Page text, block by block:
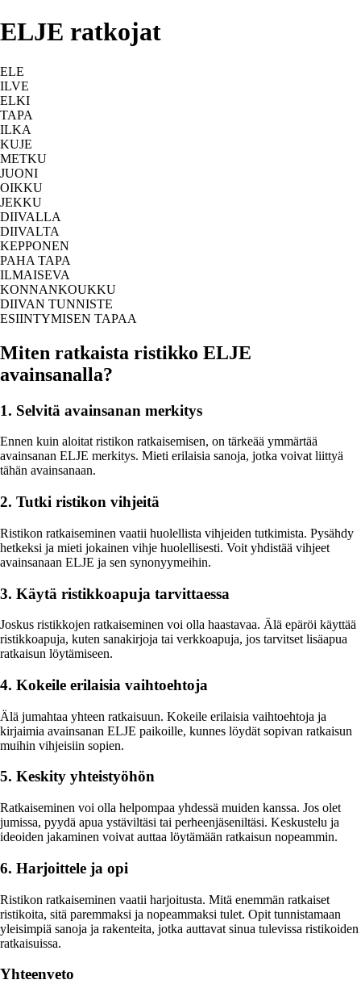
ELJE ratkojat
ELE
ILVE
ELKI
TAPA
ILKA
KUJE
METKU
JUONI
OIKKU
JEKKU
DIIVALLA
DIIVALTA
KEPPONEN
PAHA TAPA
ILMAISEVA
KONNANKOUKKU
DIIVAN TUNNISTE
ESIINTYMISEN TAPAA
Miten ratkaista ristikko ELJE
avainsanalla?
1. Selvitä avainsanan merkitys
Ennen kuin aloitat ristikon ratkaisemisen, on tärkeää ymmärtää
avainsanan ELJE merkitys. Mieti erilaisia sanoja, jotka voivat liittyä
tähän avainsanaan.
2. Tutki ristikon vihjeitä
Ristikon ratkaiseminen vaatii huolellista vihjeiden tutkimista. Pysähdy
hetkeksi ja mieti jokainen vihje huolellisesti. Voit yhdistää vihjeet
avainsanaan ELJE ja sen synonyymeihin.
3. Käytä ristikkoapuja tarvittaessa
Joskus ristikkojen ratkaiseminen voi olla haastavaa. Älä epäröi käyttää
ristikkoapuja, kuten sanakirjoja tai verkkoapuja, jos tarvitset lisäapua
ratkaisun löytämiseen.
4. Kokeile erilaisia vaihtoehtoja
Älä jumahtaa yhteen ratkaisuun. Kokeile erilaisia vaihtoehtoja ja
kirjaimia avainsanan ELJE paikoille, kunnes löydät sopivan ratkaisun
muihin vihjeisiin sopien.
5. Keskity yhteistyöhön
Ratkaiseminen voi olla helpompaa yhdessä muiden kanssa. Jos olet
jumissa, pyydä apua ystäviltäsi tai perheenjäseniltäsi. Keskustelu ja
ideoiden jakaminen voivat auttaa löytämään ratkaisun nopeammin.
6. Harjoittele ja opi
Ristikon ratkaiseminen vaatii harjoitusta. Mitä enemmän ratkaiset
ristikoita, sitä paremmaksi ja nopeammaksi tulet. Opit tunnistamaan
yleisimpiä sanoja ja rakenteita, jotka auttavat sinua tulevissa ristikoiden
ratkaisuissa.
Yhteenveto